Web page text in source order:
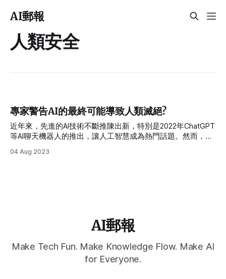
AI郵報
人類安全
專家警告AI的最終可能導致人類滅絕?
近年來，先進的AI技術不斷推陳出新，特別是2022年ChatGPT
等AI聊天機器人的推出，讓人工智慧成為熱門話題。然而，隨
憂也越來越強烈，甚至有些專家和行業領袖擔心這種技術可能
04 Aug 2023
AI郵報
Make Tech Fun. Make Knowledge Flow. Make AI
for Everyone.